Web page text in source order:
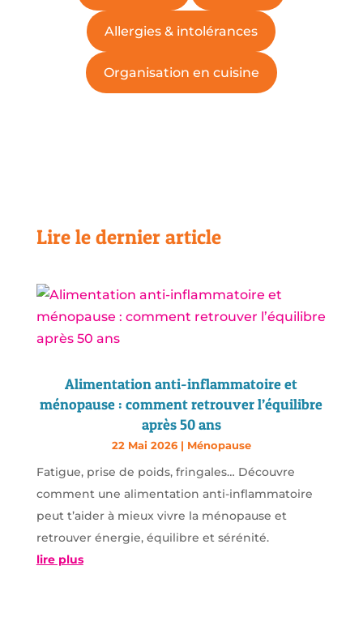
Allergies & intolérances
Organisation en cuisine
Lire le dernier article
Alimentation anti-inflammatoire et
ménopause : comment retrouver l’équilibre
après 50 ans
22 Mai 2026| Ménopause
Fatigue, prise de poids, fringales… Découvre
comment une alimentation anti-inflammatoire
peut t’aider à mieux vivre la ménopause et
retrouver énergie, équilibre et sérénité.
lire plus